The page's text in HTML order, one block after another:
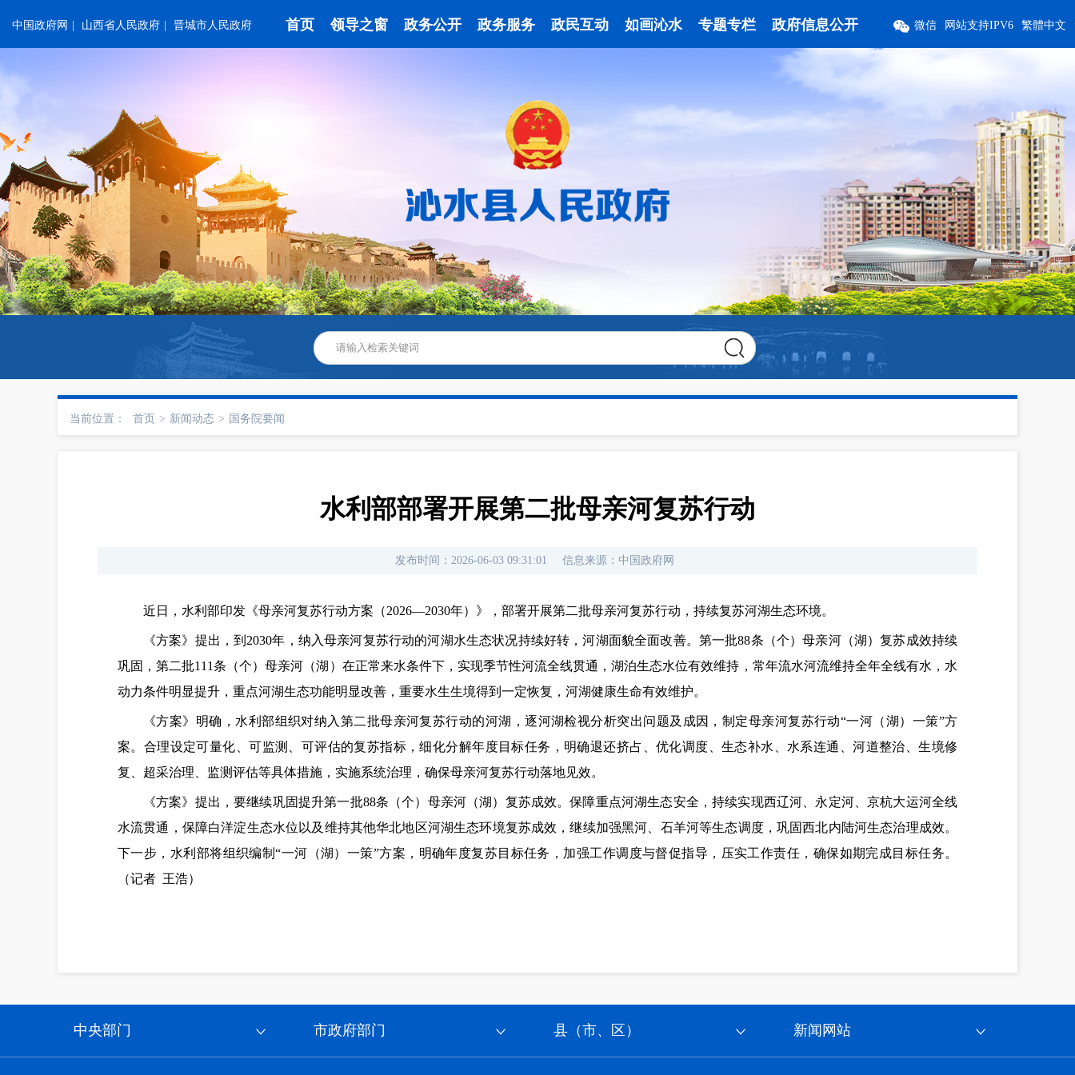
中国政府网 山西省人民政府 晋城市人民政府 首页 领导之窗 政务公开 政务服务 政民互动 如画沁水 专题专栏 政府信息公开 微信 网站支持IPV6 繁體中文
当前位置： 首页 > 新闻动态 > 国务院要闻
水利部部署开展第二批母亲河复苏行动
发布时间： 2026-06-03 09:31:01 信息来源： 中国政府网
近日，水利部印发《母亲河复苏行动方案（2026—2030年）》，部署开展第二批母亲河复苏行动，持续复苏河湖生态环境。
《方案》提出，到2030年，纳入母亲河复苏行动的河湖水生态状况持续好转，河湖面貌全面改善。第一批88条（个）母亲河（湖）复苏成效持续
巩固，第二批111条（个）母亲河（湖）在正常来水条件下，实现季节性河流全线贯通，湖泊生态水位有效维持，常年流水河流维持全年全线有水，水
动力条件明显提升，重点河湖生态功能明显改善，重要水生生境得到一定恢复，河湖健康生命有效维护。
《方案》明确，水利部组织对纳入第二批母亲河复苏行动的河湖，逐河湖检视分析突出问题及成因，制定母亲河复苏行动“一河（湖）一策”方
案。合理设定可量化、可监测、可评估的复苏指标，细化分解年度目标任务，明确退还挤占、优化调度、生态补水、水系连通、河道整治、生境修
复、超采治理、监测评估等具体措施，实施系统治理，确保母亲河复苏行动落地见效。
《方案》提出，要继续巩固提升第一批88条（个）母亲河（湖）复苏成效。保障重点河湖生态安全，持续实现西辽河、永定河、京杭大运河全线
水流贯通，保障白洋淀生态水位以及维持其他华北地区河湖生态环境复苏成效，继续加强黑河、石羊河等生态调度，巩固西北内陆河生态治理成效。
下一步，水利部将组织编制“一河（湖）一策”方案，明确年度复苏目标任务，加强工作调度与督促指导，压实工作责任，确保如期完成目标任务。
（记者 王浩）
中央部门 市政府部门 县（市、区） 新闻网站